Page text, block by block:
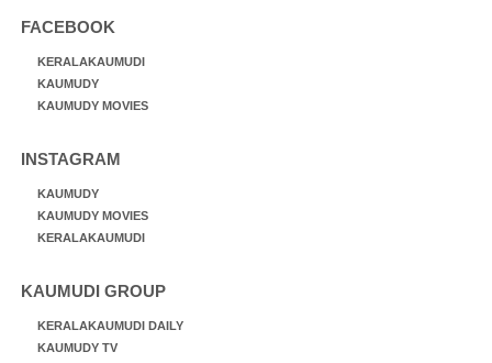
FACEBOOK
KERALAKAUMUDI
KAUMUDY
KAUMUDY MOVIES
INSTAGRAM
KAUMUDY
KAUMUDY MOVIES
KERALAKAUMUDI
KAUMUDI GROUP
KERALAKAUMUDI DAILY
KAUMUDY TV